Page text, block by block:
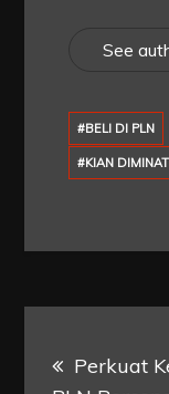
See
#BELI DI PLN
#KIAN
Perkuat